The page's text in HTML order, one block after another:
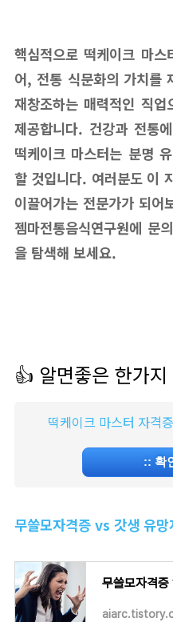
핵심적으로 떡케이크 마
어, 전통 식문화의 가치를
재창조하는 매력적인 직
제공합니다. 건강과 전통
떡케이크 마스터는 분명
할 것입니다. 여러분도 이
이끌어가는 전문가가 되어
젬마전통음식연구원에 문
을 탐색해 보세요.
👍 알면좋은 한가
떡케이크 마스터 자격
:: 확
무쓸모자격증 vs 갓생 유